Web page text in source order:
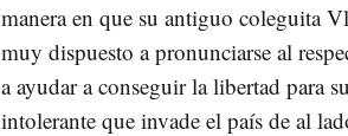
manera en que su antiguo coleguita
muy dispuesto a pronunciarse al
a ayudar a conseguir la libertad para
intolerante que invade el país de al